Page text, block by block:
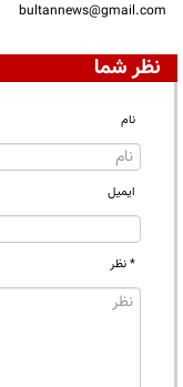
bultannews@gmail.com
نظر شما
نام
ایمیل
* نظر